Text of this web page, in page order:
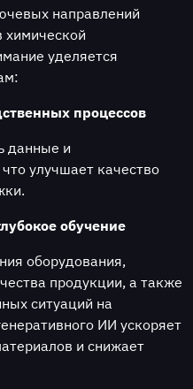
направлений
химической
уделяется
процессов
данные и
улучшает качество
обучение
оборудования,
продукции, а также
ситуаций на
ИИ ускоряет
и снижает